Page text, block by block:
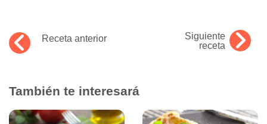
Receta anterior
Siguiente
receta
También te interesará